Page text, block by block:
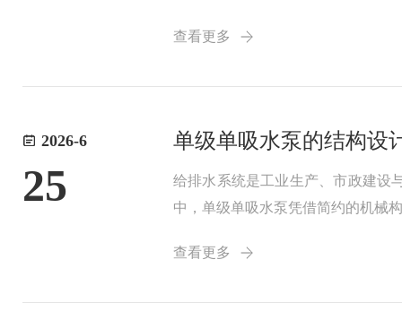
换，提升水体压力，...
查看更多
2026-6
25
单级单吸水泵的结构设
给排水系统是工业生产、市政建设
中，单级单吸水泵凭借简约的机械
仅通过单侧入口吸入水...
查看更多